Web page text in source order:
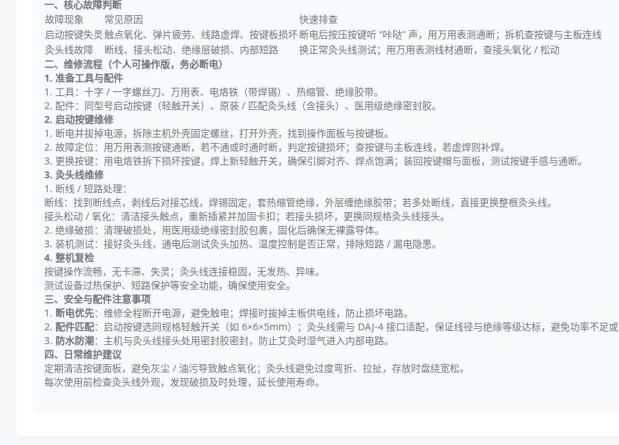
一、核心故障判断
故障现象
常见原因
快速排查
启动按键失灵 触点氧化、弹片疲劳、线路虚焊、按键板损坏断电后按压按键听 “咔哒” 声，用万用表测通断；拆机查按键与主板连线
灸头线故障
断线、接头松动、绝缘层破损、内部短路
换正常灸头线测试；用万用表测线材通断，查接头氧化 / 松动
二、维修流程（个人可操作版，务必断电）
1. 准备工具与配件
1. 工具：十字 / 一字螺丝刀、万用表、电烙铁（带焊锡）、热缩管、绝缘胶带。
2. 配件：同型号启动按键（轻触开关）、原装 / 匹配灸头线（含接头）、医用级绝缘密封胶。
2. 启动按键维修
1. 断电并拔掉电源，拆除主机外壳固定螺丝，打开外壳，找到操作面板与按键板。
2. 故障定位：用万用表测按键通断，若不通或时通时断，判定按键损坏；查按键与主板连线，若虚焊则补焊。
3. 更换按键：用电烙铁拆下损坏按键，焊上新轻触开关，确保引脚对齐、焊点饱满；装回按键帽与面板，测试按键手感与通断。
3. 灸头线维修
1. 断线 / 短路处理：
断线：找到断线点，剥线后对接芯线，焊锡固定，套热缩管绝缘，外层缠绝缘胶带；若多处断线，直接更换整根灸头线。
接头松动 / 氧化：清洁接头触点，重新插紧并加固卡扣；若接头损坏，更换同规格灸头线接头。
2. 绝缘破损：清理破损处，用医用级绝缘密封胶包裹，固化后确保无裸露导体。
3. 装机测试：接好灸头线，通电后测试灸头加热、温度控制是否正常，排除短路 / 漏电隐患。
4. 整机复检
按键操作流畅，无卡滞、失灵；灸头线连接稳固，无发热、异味。
测试设备过热保护、短路保护等安全功能，确保使用安全。
三、安全与配件注意事项
1. 断电优先：维修全程断开电源，避免触电；焊接时拔掉主板供电线，防止损坏电路。
2. 配件匹配：启动按键选同规格轻触开关（如 6×6×5mm）；灸头线需与 DAJ-4 接口适配，保证线径与绝缘等级达标，避免功率不足
3. 防水防潮：主机与灸头线接头处用密封胶密封，防止艾灸时湿气进入内部电路。
四、日常维护建议
定期清洁按键面板，避免灰尘 / 油污导致触点氧化；灸头线避免过度弯折、拉扯，存放时盘绕宽松。
每次使用前检查灸头线外观，发现破损及时处理，延长使用寿命。